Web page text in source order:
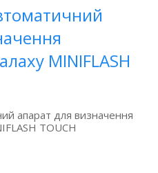
MINIFLASH
апарат для визначення
TOUCH